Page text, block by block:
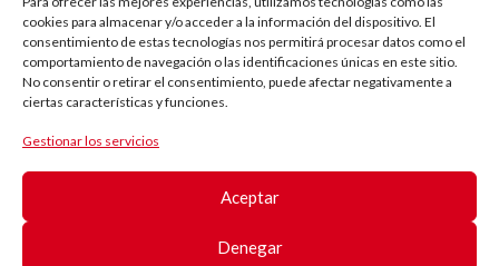
cookies para almacenar y/o acceder a la información del dispositivo. El
consentimiento de estas tecnologías nos permitirá procesar datos como el
comportamiento de navegación o las identificaciones únicas en este sitio.
No consentir o retirar el consentimiento, puede afectar negativamente a
ciertas características y funciones.
Gestionar los servicios
Aceptar
Denegar
El camino